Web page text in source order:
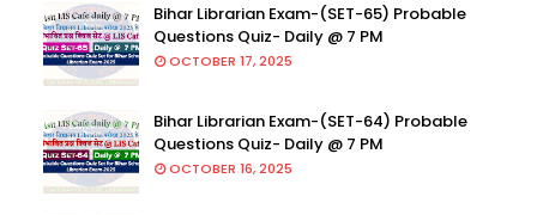
Bihar Librarian Exam-(SET-65) Probable
Questions Quiz- Daily @ 7 PM
OCTOBER 17, 2025
Bihar Librarian Exam-(SET-64) Probable
Questions Quiz- Daily @ 7 PM
OCTOBER 16, 2025